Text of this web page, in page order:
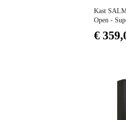
Kast
Open -
€